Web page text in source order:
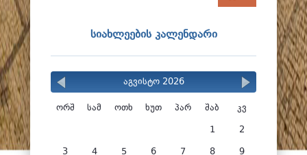
სიახლეების კალენდარი
აგვისტო 2026
ორშ სამ ოთხ ხუთ პარ შაბ კვ
1 2
3 4 5 6 7 8 9